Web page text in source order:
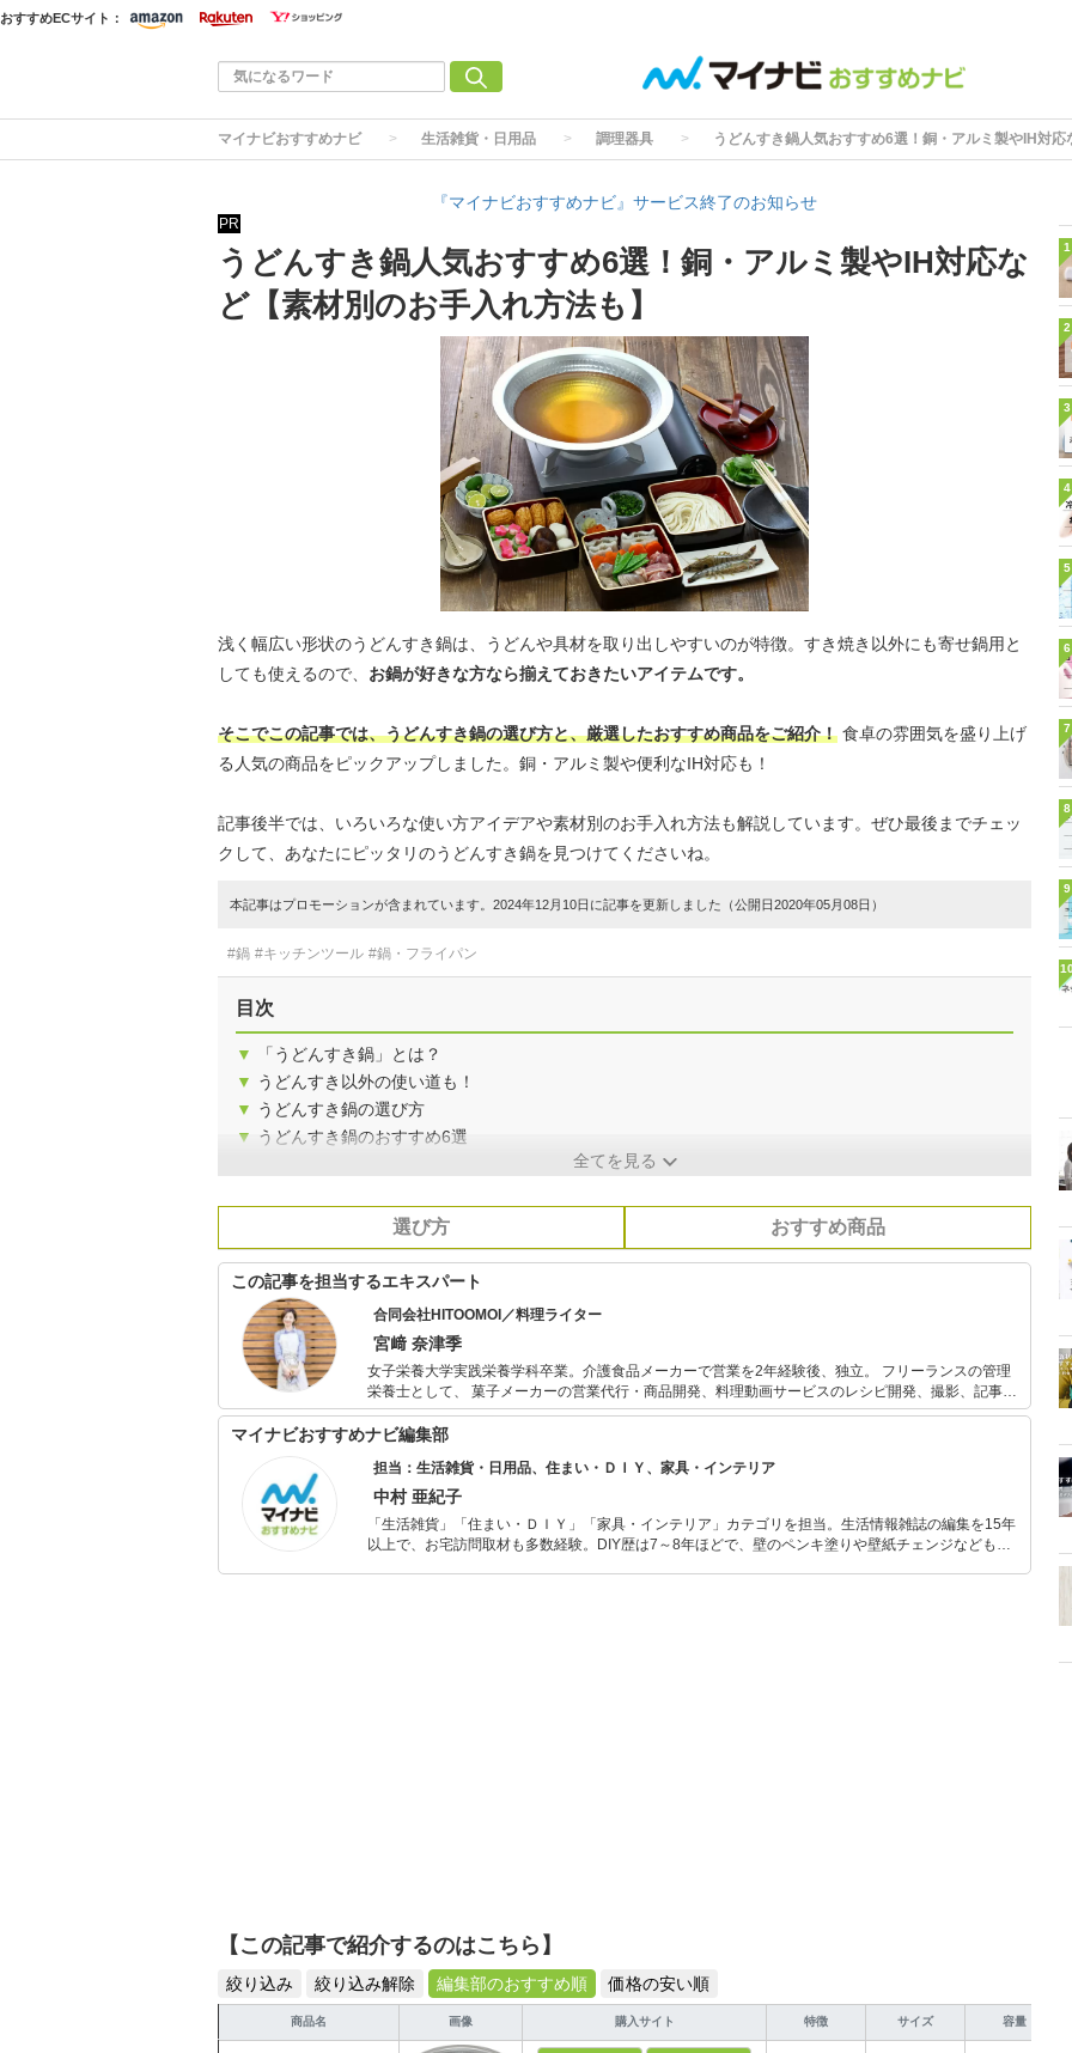
おすすめECサイト：
マイナビおすすめナビ 生活雑貨・日用品 調理器具 うどんすき鍋人気おすすめ6選！銅・アルミ製やIH対応
『マイナビおすすめナビ』サービス終了のお知らせ
PR
うどんすき鍋人気おすすめ6選！銅・アルミ製やIH対応な
ど【素材別のお手入れ方法も】
浅く幅広い形状のうどんすき鍋は、うどんや具材を取り出しやすいのが特徴。すき焼き以外にも寄せ鍋用と
しても使えるので、 お鍋が好きな方なら揃えておきたいアイテムです。
そこでこの記事では、うどんすき鍋の選び方と、厳選したおすすめ商品をご紹介！ 食卓の雰囲気を盛り上げ
る人気の商品をピックアップしました。銅・アルミ製や便利なIH対応も！
記事後半では、いろいろな使い方アイデアや素材別のお手入れ方法も解説しています。ぜひ最後までチェッ
クして、あなたにピッタリのうどんすき鍋を見つけてくださいね。
本記事はプロモーションが含まれています。2024年12月10日に記事を更新しました（公開日2020年05月08日）
#鍋 #キッチンツール #鍋・フライパン
目次
▼
「うどんすき鍋」とは？
▼ うどんすき以外の使い道も！
▼ うどんすき鍋の選び方
▼ うどんすき鍋のおすすめ6選
全てを見る
選び方 おすすめ商品
この記事を担当するエキスパート
合同会社HITOOMOI／料理ライター
宮﨑 奈津季
女子栄養大学実践栄養学科卒業。介護食品メーカーで営業を2年経験後、独立。 フリーランスの管理
栄養士として、 菓子メーカーの営業代行・商品開発、料理動画サービスのレシピ開発、撮影、記事の
執筆を行う。 2019年1月に合同会社HITOOMOIの創業メンバーとして参画。食・健康にかかわるコン
テンツ制作など幅広く活動中。誰かのための料理、労わる料理、作り手も気負わない料理を大切にし
マイナビおすすめナビ編集部
担当：生活雑貨・日用品、住まい・ＤＩＹ、家具・インテリア
中村 亜紀子
「生活雑貨」「住まい・ＤＩＹ」「家具・インテリア」カテゴリを担当。生活情報雑誌の編集を15年
以上で、お宅訪問取材も多数経験。DIY歴は7～8年ほどで、壁のペンキ塗りや壁紙チェンジなどもチ
【この記事で紹介するのはこちら】
絞り込み 絞り込み解除 編集部のおすすめ順 価格の安い順
商品名 画像 購入サイト 特徴 サイズ 容量
1
2
3
4
5
6
7
8
9